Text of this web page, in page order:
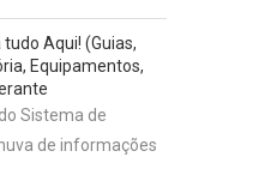
tudo Aqui! (Guias,
Equipamentos,
Sistema de
de informações